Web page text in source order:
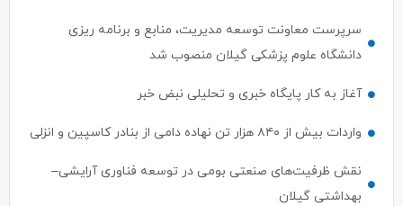
سرپرست معاونت توسعه مدیریت، منابع و برنامه ریزی
دانشگاه علوم پزشکی گیلان منصوب شد
آغاز به کار پایگاه خبری و تحلیلی نبض خبر
واردات بیش از ۸۴۰ هزار تن نهاده دامی از بنادر كاسپین و انزلی
نقش ظرفیت‌های صنعتی بومی در توسعه فناوری آرایشی–
بهداشتی گیلان